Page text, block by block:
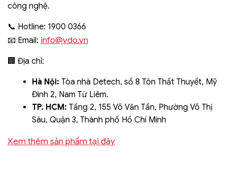
công nghệ.
📞 Hotline: 1900 0366
📧 Email: info@vdo.vn
🏢 Địa chỉ:
Hà Nội: Tòa nhà Detech, số 8 Tôn Thất Thuyết, Mỹ
Đình 2, Nam Từ Liêm.
TP. HCM: Tầng 2, 155 Võ Văn Tần, Phường Võ Thị
Sáu, Quận 3, Thành phố Hồ Chí Minh
Xem thêm sản phẩm tại đây